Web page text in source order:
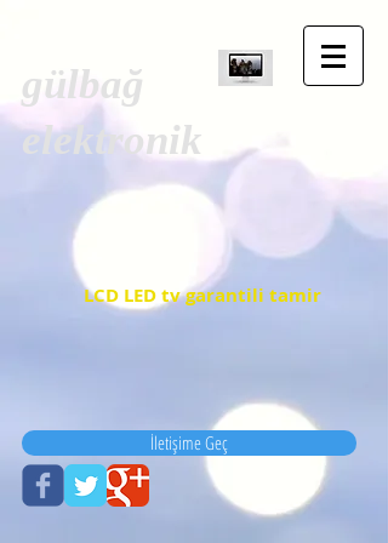
gülbağ
elektronik
LCD LED tv garantili tamir
İletişime Geç